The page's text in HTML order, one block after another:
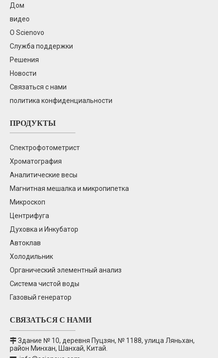
Дом
видео
О Scienovo
Служба поддержки
Решения
Новости
Связаться с нами
политика конфиденциальности
ПРОДУКТЫ
Спектрофотометрист
Хроматография
Аналитические весы
Магнитная мешалка и микропипетка
Микроскоп
Центрифуга
Духовка и Инкубатор
Автоклав
Холодильник
Органический элементный анализ
Система чистой воды
Газовый генератор
СВЯЗАТЬСЯ С НАМИ
 Здание № 10, деревня Пуцзян, № 1188, улица Ляньхан,
район Минхан, Шанхай, Китай.